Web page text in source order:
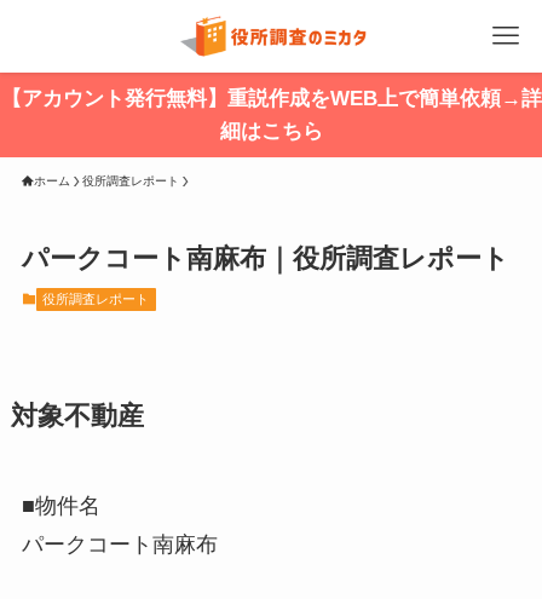
【アカウント発行無料】重説作成をWEB上で簡単依頼→詳
細はこちら
ホーム 役所調査レポート
パークコート南麻布｜役所調査レポート
役所調査レポート
対象不動産
■物件名
パークコート南麻布